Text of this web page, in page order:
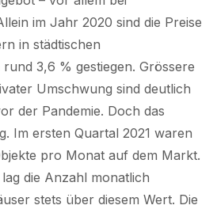
im Jahr 2020 sind die Preise
in städtischen
3,6 % gestiegen. Grössere
Umschwung sind deutlich
der Pandemie. Doch das
Im ersten Quartal 2021 waren
pro Monat auf dem Markt.
die Anzahl monatlich
stets über diesem Wert. Die